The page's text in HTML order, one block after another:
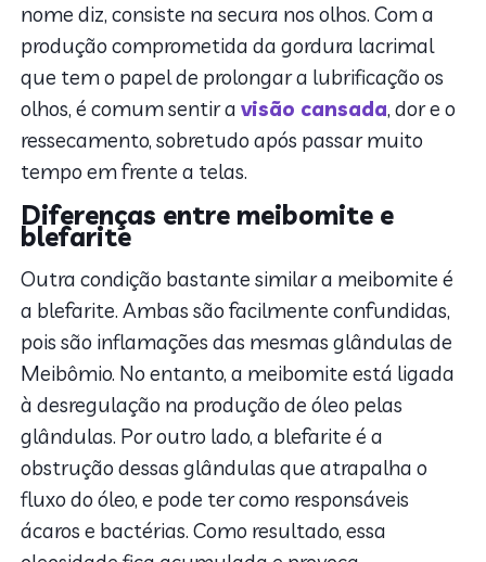
nome diz, consiste na secura nos olhos. Com a
produção comprometida da gordura lacrimal
que tem o papel de prolongar a lubrificação os
olhos, é comum sentir avisão cansada, dor e o
ressecamento, sobretudo após passar muito
tempo em frente a telas.
Diferenças entre meibomite e
blefarite
Outra condição bastante similar a meibomite é
a blefarite. Ambas são facilmente confundidas,
pois são inflamações das mesmas glândulas de
Meibômio. No entanto, a meibomite está ligada
à desregulação na produção de óleo pelas
glândulas. Por outro lado, a blefarite é a
obstrução dessas glândulas que atrapalha o
fluxo do óleo, e pode ter como responsáveis
ácaros e bactérias. Como resultado, essa